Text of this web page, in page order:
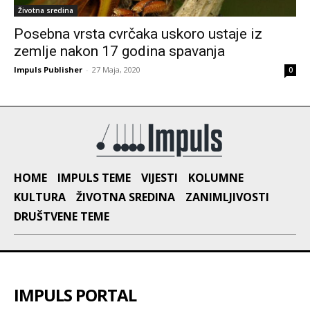
Životna sredina
Posebna vrsta cvrčaka uskoro ustaje iz
zemlje nakon 17 godina spavanja
Impuls Publisher - 27 Maja, 2020 0
HOME IMPULS TEME VIJESTI
KOLUMNE
KULTURA
ŽIVOTNA SREDINA
ZANIMLJIVOSTI
DRUŠTVENE TEME
IMPULS PORTAL